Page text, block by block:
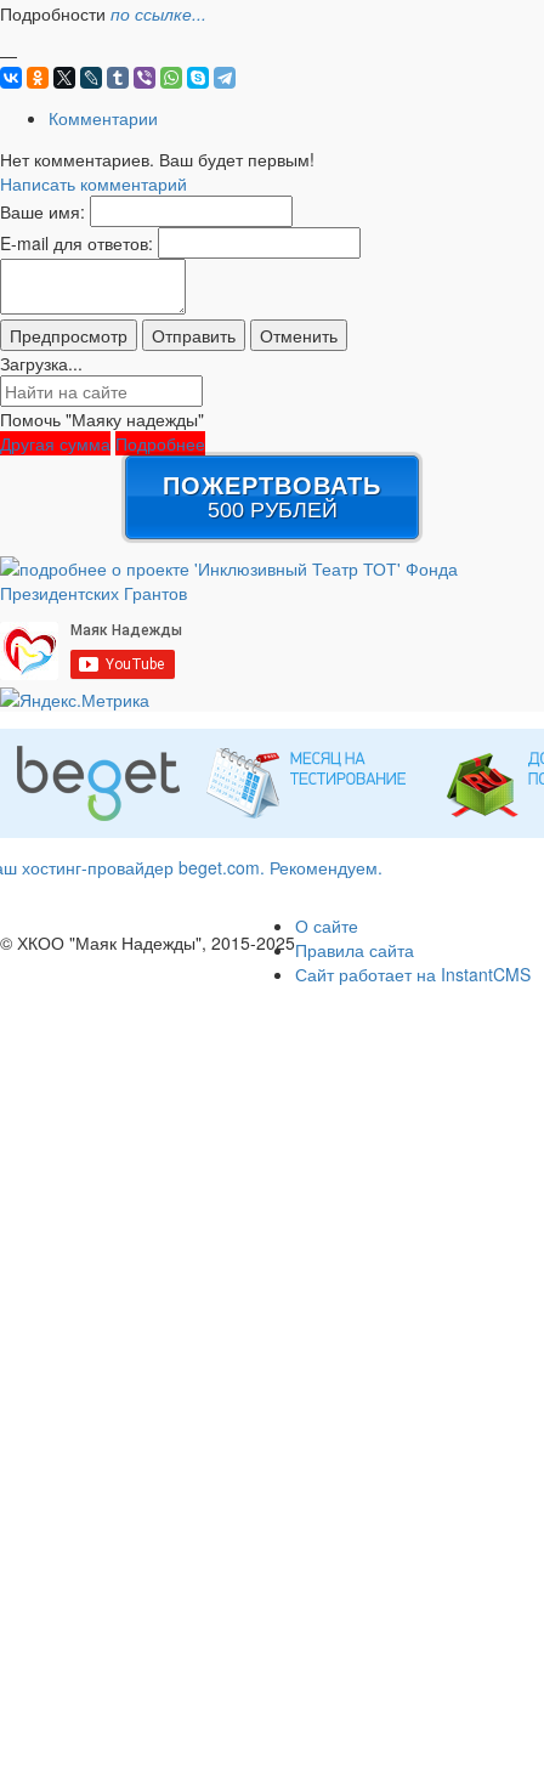
Подробности по ссылке...
—
Комментарии
Нет комментариев. Ваш будет первым!
Написать комментарий
Ваше имя:
E-mail для ответов:
Загрузка...
Помочь "Маяку надежды"
Другая сумма Подробнее
ПОЖЕРТВОВАТЬ
500 РУБЛЕЙ
хостинг-провайдер beget.com. Рекомендуем.
© ХКОО "Маяк Надежды", 2015-2025
О сайте
Правила сайта
Сайт работает на InstantCMS